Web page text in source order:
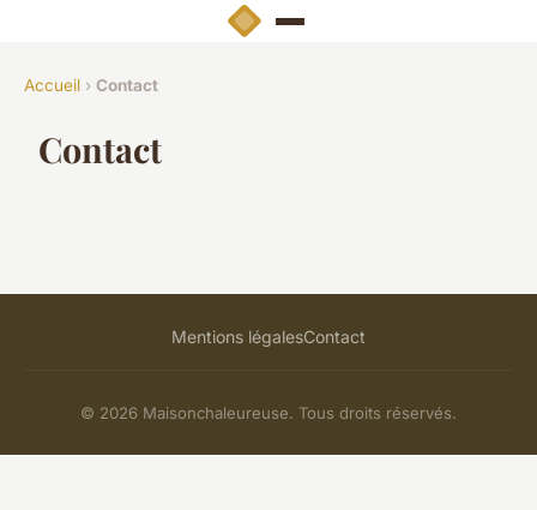
Accueil › Contact
Contact
Mentions légalesContact
© 2026 Maisonchaleureuse. Tous droits réservés.